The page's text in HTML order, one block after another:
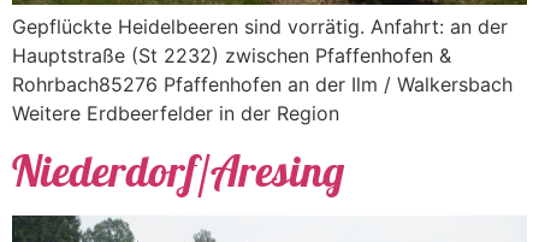
Gepflückte Heidelbeeren sind vorrätig. Anfahrt: an der
Hauptstraße (St 2232) zwischen Pfaffenhofen &
Rohrbach85276 Pfaffenhofen an der Ilm / Walkersbach
Weitere Erdbeerfelder in der Region
Niederdorf/Aresing